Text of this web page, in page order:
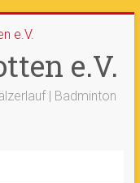
e.V.
| Badminton
Ok!